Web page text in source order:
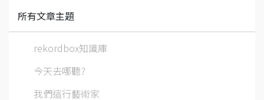
所有文章主題
rekordbox知識庫
今天去哪聽?
我們這行藝術家